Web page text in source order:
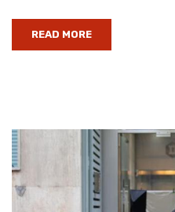
READ MORE